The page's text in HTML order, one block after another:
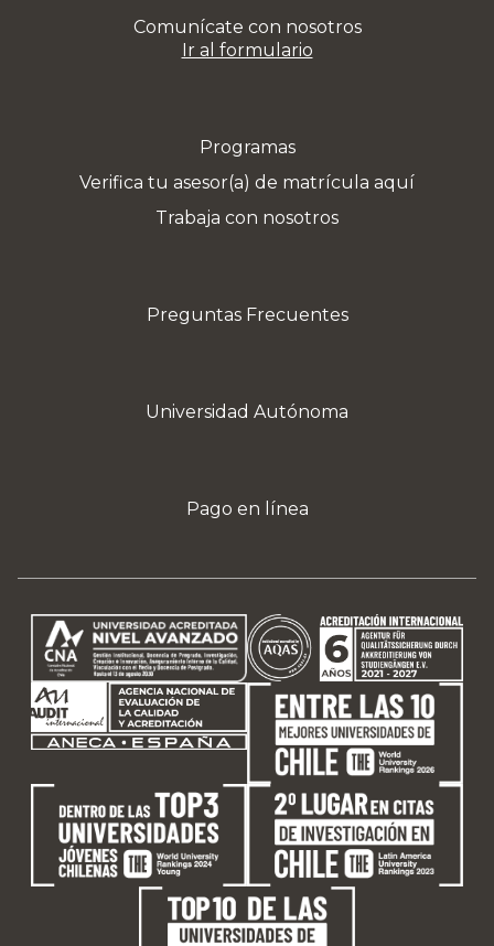
Comunícate con nosotros
Ir al formulario
Programas
Verifica tu asesor(a) de matrícula aquí
Trabaja con nosotros
Preguntas Frecuentes
Universidad Autónoma
Pago en línea